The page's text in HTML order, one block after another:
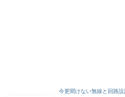
今更聞けない無線と回路